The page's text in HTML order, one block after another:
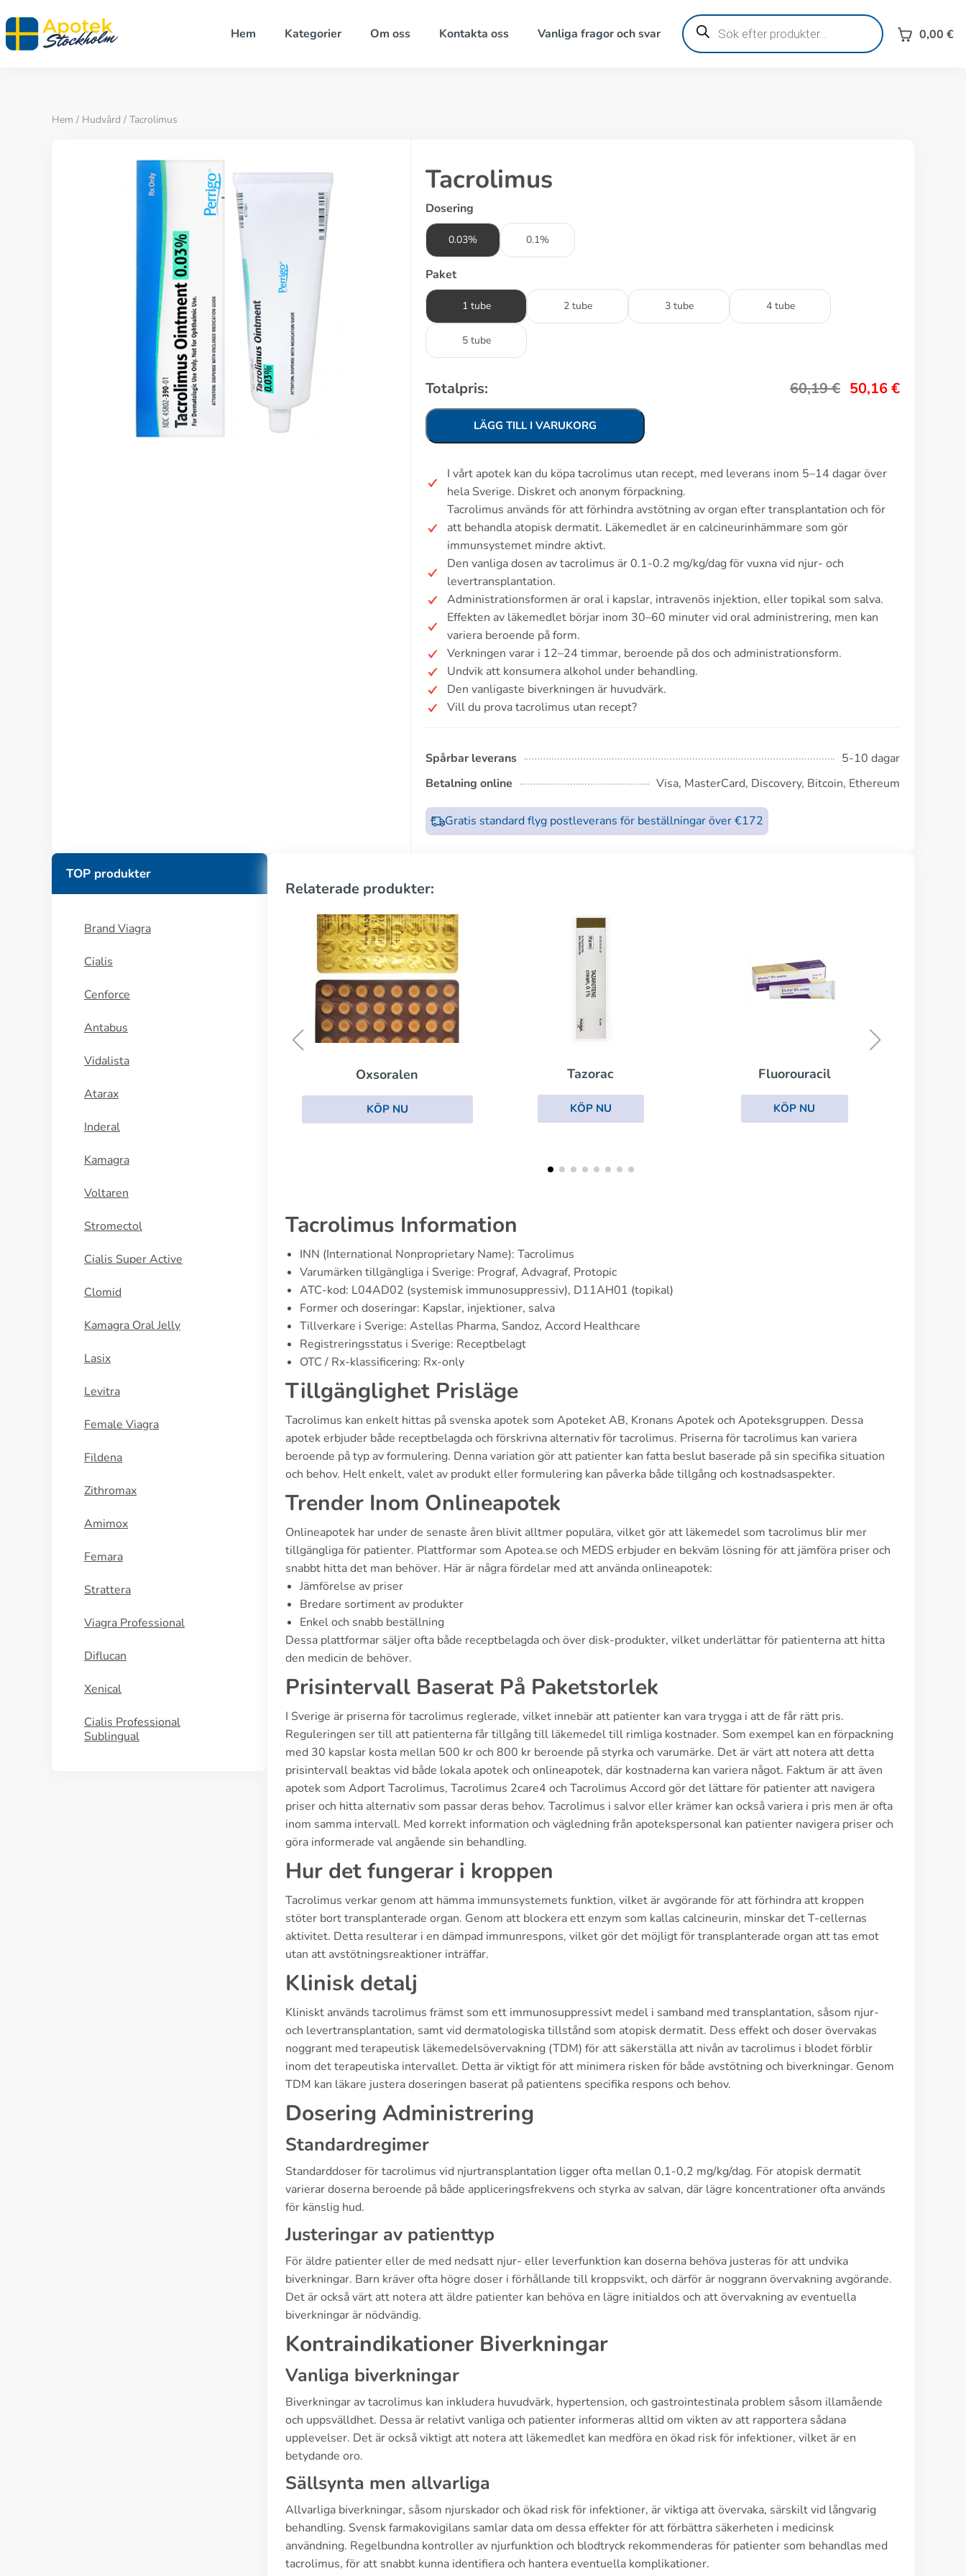
Hem Kategorier Om oss Kontakta oss Vanliga fragor och svar
Produktsökning
0,00 €
Hem / Hudvård / Tacrolimus
Tacrolimus
Dosering
0.03% 0.1%
Paket
1 tube 2 tube 3 tube 4 tube
5 tube
Totalpris: 60,19€ 50,16€
LÄGG TILL I VARUKORG
I vårt apotek kan du köpa tacrolimus utan recept, med leverans inom 5–14 dagar över
hela Sverige. Diskret och anonym förpackning.
Tacrolimus används för att förhindra avstötning av organ efter transplantation och för
att behandla atopisk dermatit. Läkemedlet är en calcineurinhämmare som gör
immunsystemet mindre aktivt.
Den vanliga dosen av tacrolimus är 0.1-0.2 mg/kg/dag för vuxna vid njur- och
levertransplantation.
Administrationsformen är oral i kapslar, intravenös injektion, eller topikal som salva.
Effekten av läkemedlet börjar inom 30–60 minuter vid oral administrering, men kan
variera beroende på form.
Verkningen varar i 12–24 timmar, beroende på dos och administrationsform.
Undvik att konsumera alkohol under behandling.
Den vanligaste biverkningen är huvudvärk.
Vill du prova tacrolimus utan recept?
Spårbar leverans
5-10 dagar
Betalning online
Visa, MasterCard, Discovery, Bitcoin, Ethereum
Gratis standard flyg postleverans för beställningar över €172
TOP produkter
Brand Viagra
Cialis
Cenforce
Antabus
Vidalista
Atarax
Inderal
Kamagra
Voltaren
Stromectol
Cialis Super Active
Clomid
Kamagra Oral Jelly
Lasix
Levitra
Female Viagra
Fildena
Zithromax
Amimox
Femara
Strattera
Viagra Professional
Diflucan
Xenical
Cialis Professional
Sublingual
Relaterade produkter:
Tazorac
KÖP NU
Fluorouracil
KÖP NU
Tacrolimus Information
INN (International Nonproprietary Name): Tacrolimus
Varumärken tillgängliga i Sverige: Prograf, Advagraf, Protopic
ATC-kod: L04AD02 (systemisk immunosuppressiv), D11AH01 (topikal)
Former och doseringar: Kapslar, injektioner, salva
Tillverkare i Sverige: Astellas Pharma, Sandoz, Accord Healthcare
Registreringsstatus i Sverige: Receptbelagt
OTC / Rx-klassificering: Rx-only
Tillgänglighet Prisläge
Tacrolimus kan enkelt hittas på svenska apotek som Apoteket AB, Kronans Apotek och Apoteksgruppen. Dessa
apotek erbjuder både receptbelagda och förskrivna alternativ för tacrolimus. Priserna för tacrolimus kan variera
beroende på typ av formulering. Denna variation gör att patienter kan fatta beslut baserade på sin specifika situation
och behov. Helt enkelt, valet av produkt eller formulering kan påverka både tillgång och kostnadsaspekter.
Trender Inom Onlineapotek
Onlineapotek har under de senaste åren blivit alltmer populära, vilket gör att läkemedel som tacrolimus blir mer
tillgängliga för patienter. Plattformar som Apotea.se och MEDS erbjuder en bekväm lösning för att jämföra priser och
snabbt hitta det man behöver. Här är några fördelar med att använda onlineapotek:
Jämförelse av priser
Bredare sortiment av produkter
Enkel och snabb beställning
Dessa plattformar säljer ofta både receptbelagda och över disk-produkter, vilket underlättar för patienterna att hitta
den medicin de behöver.
Prisintervall Baserat På Paketstorlek
I Sverige är priserna för tacrolimus reglerade, vilket innebär att patienter kan vara trygga i att de får rätt pris.
Reguleringen ser till att patienterna får tillgång till läkemedel till rimliga kostnader. Som exempel kan en förpackning
med 30 kapslar kosta mellan 500 kr och 800 kr beroende på styrka och varumärke. Det är värt att notera att detta
prisintervall beaktas vid både lokala apotek och onlineapotek, där kostnaderna kan variera något. Faktum är att även
apotek som Adport Tacrolimus, Tacrolimus 2care4 och Tacrolimus Accord gör det lättare för patienter att navigera
priser och hitta alternativ som passar deras behov. Tacrolimus i salvor eller krämer kan också variera i pris men är ofta
inom samma intervall. Med korrekt information och vägledning från apotekspersonal kan patienter navigera priser och
göra informerade val angående sin behandling.
Hur det fungerar i kroppen
Tacrolimus verkar genom att hämma immunsystemets funktion, vilket är avgörande för att förhindra att kroppen
stöter bort transplanterade organ. Genom att blockera ett enzym som kallas calcineurin, minskar det T-cellernas
aktivitet. Detta resulterar i en dämpad immunrespons, vilket gör det möjligt för transplanterade organ att tas emot
utan att avstötningsreaktioner inträffar.
Klinisk detalj
Kliniskt används tacrolimus främst som ett immunosuppressivt medel i samband med transplantation, såsom njur-
och levertransplantation, samt vid dermatologiska tillstånd som atopisk dermatit. Dess effekt och doser övervakas
noggrant med terapeutisk läkemedelsövervakning (TDM) för att säkerställa att nivån av tacrolimus i blodet förblir
inom det terapeutiska intervallet. Detta är viktigt för att minimera risken för både avstötning och biverkningar. Genom
TDM kan läkare justera doseringen baserat på patientens specifika respons och behov.
Dosering Administrering
Standardregimer
Standarddoser för tacrolimus vid njurtransplantation ligger ofta mellan 0,1-0,2 mg/kg/dag. För atopisk dermatit
varierar doserna beroende på både appliceringsfrekvens och styrka av salvan, där lägre koncentrationer ofta används
för känslig hud.
Justeringar av patienttyp
För äldre patienter eller de med nedsatt njur- eller leverfunktion kan doserna behöva justeras för att undvika
biverkningar. Barn kräver ofta högre doser i förhållande till kroppsvikt, och därför är noggrann övervakning avgörande.
Det är också värt att notera att äldre patienter kan behöva en lägre initialdos och att övervakning av eventuella
biverkningar är nödvändig.
Kontraindikationer Biverkningar
Vanliga biverkningar
Biverkningar av tacrolimus kan inkludera huvudvärk, hypertension, och gastrointestinala problem såsom illamående
och uppsvälldhet. Dessa är relativt vanliga och patienter informeras alltid om vikten av att rapportera sådana
upplevelser. Det är också viktigt att notera att läkemedlet kan medföra en ökad risk för infektioner, vilket är en
betydande oro.
Sällsynta men allvarliga
Allvarliga biverkningar, såsom njurskador och ökad risk för infektioner, är viktiga att övervaka, särskilt vid långvarig
behandling. Svensk farmakovigilans samlar data om dessa effekter för att förbättra säkerheten i medicinsk
användning. Regelbundna kontroller av njurfunktion och blodtryck rekommenderas för patienter som behandlas med
tacrolimus, för att snabbt kunna identifiera och hantera eventuella komplikationer.